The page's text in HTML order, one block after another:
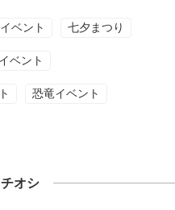
ベント 七夕まつり
ベント
恐竜イベント
オシ